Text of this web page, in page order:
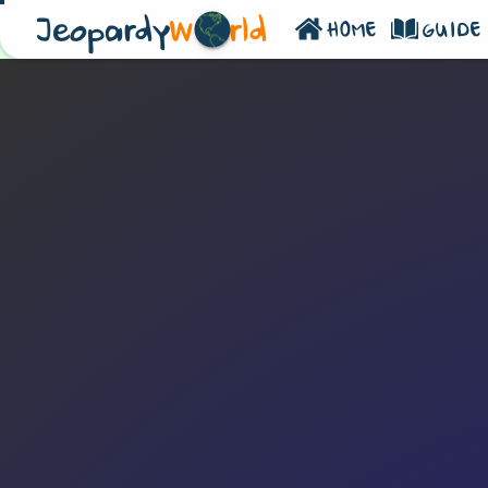
JeopardyW rld HOME GUIDE